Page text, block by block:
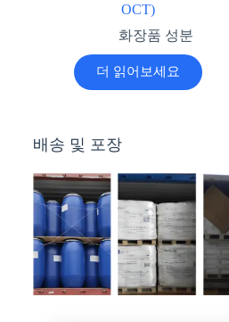
OCT)
화장품 성분
더 읽어보세요
배송 및 포장